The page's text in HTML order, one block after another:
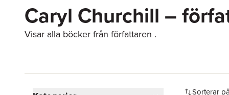
Caryl Churchill –
Visar alla böcker från författaren .
Sorterar